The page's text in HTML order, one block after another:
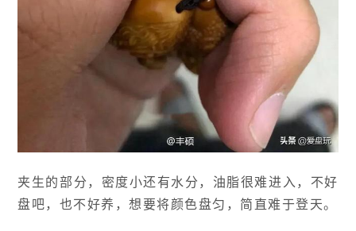
夹生的部分，密度小还有水分，油脂很难进入，不好
盘吧，也不好养，想要将颜色盘匀，简直难于登天。